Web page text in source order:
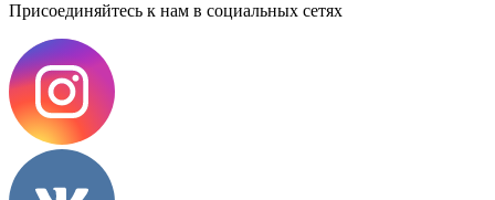
Присоединяйтесь к нам в социальных сетях